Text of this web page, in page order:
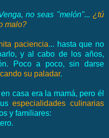
no seas "melón"... ¿tú
malo?
paciencia... hasta que no
y al cabo de los años,
Poco a poco, sin darse
su paladar.
casa era la mamá, pero él
especialidades culinarias
y familiares: